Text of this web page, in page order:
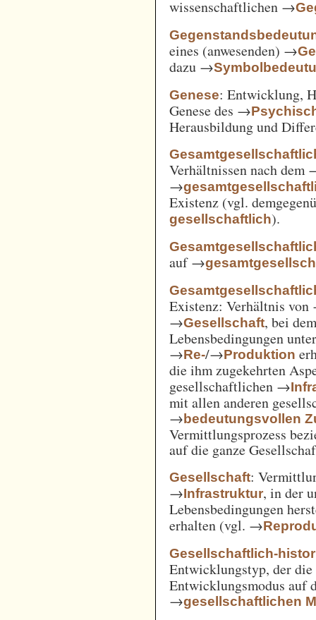
wissenschaftlichen →
eines (anwesenden) →
dazu →
Genese: Entwicklung,
Genese des →
Herausbildung und
Verhältnissen nach dem
→
Existenz (vgl.
gesellschaftlich).
auf →
Existenz: Verhältnis
→Gesellschaft, bei
Lebensbedingungen
→Re-/→Produktion
die ihm zugekehrten
gesellschaftlichen →
mit allen anderen
→bedeutungsvollen
Vermittlungsprozess
auf die ganze
Gesellschaft:
→Infrastruktur, in der
Lebensbedingungen
erhalten (vgl. →
Gesellschaftlich-
Entwicklungstyp, der
Entwicklungsmodus auf
→gesellschaftlichen